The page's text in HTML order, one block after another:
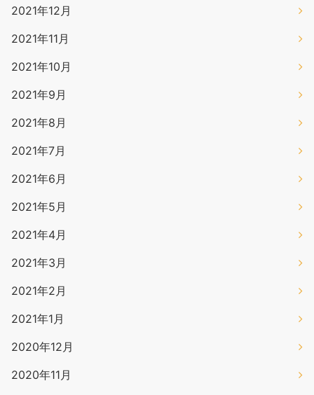
2021年12月
2021年11月
2021年10月
2021年9月
2021年8月
2021年7月
2021年6月
2021年5月
2021年4月
2021年3月
2021年2月
2021年1月
2020年12月
2020年11月